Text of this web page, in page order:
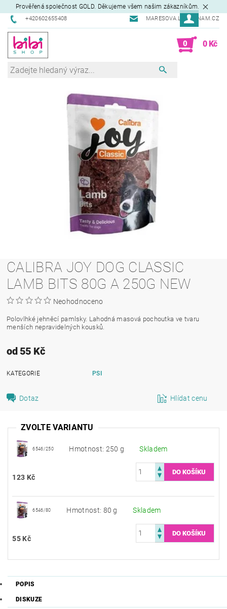
Prověřená společnost GOLD. Děkujeme všem našim zákazníkům.
+420602655408 MARESOVA.L@SEZNAM.CZ
0 0 Kč
CALIBRA JOY DOG CLASSIC
LAMB BITS 80G A 250G NEW
Neohodnoceno
Polovlhké jehněcí pamlsky. Lahodná masová pochoutka ve tvaru
menších nepravidelných kousků.
od 55 Kč
KATEGORIE PSI
Dotaz Hlídat cenu
ZVOLTE VARIANTU
6546/250 Hmotnost: 250 g Skladem
123 Kč
6546/80 Hmotnost: 80 g Skladem
55 Kč
POPIS
DISKUZE